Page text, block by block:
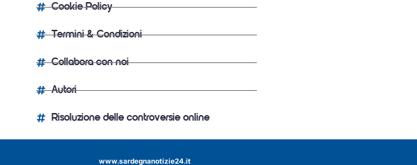
Cookie Policy
Termini & Condizioni
Collabora con noi
Autori
Risoluzione delle controversie online
www.sardegnanotizie24.it